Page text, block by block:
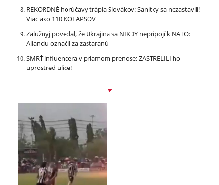
REKORDNÉ horúčavy trápia Slovákov: Sanitky sa nezastavili!
Viac ako 110 KOLAPSOV
Zalužnyj povedal, že Ukrajina sa NIKDY nepripojí k NATO:
Alianciu označil za zastaranú
SMRŤ influencera v priamom prenose: ZASTRELILI ho
uprostred ulice!